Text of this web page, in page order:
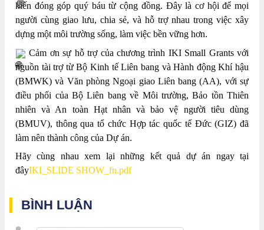
kiến đóng góp quý báu từ cộng đồng. Đây là cơ hội để mọi
người cùng giao lưu, chia sẻ, và hỗ trợ nhau trong việc xây
dựng một môi trường sống, làm việc bền vững hơn.
Cảm ơn sự hỗ trợ của chương trình IKI Small Grants với
nguồn tài trợ từ Bộ Kinh tế Liên bang và Hành động Khí hậu
(BMWK) và Văn phòng Ngoại giao Liên bang (AA), với sự
điều phối của Bộ Liên bang về Môi trường, Bảo tồn Thiên
nhiên và An toàn Hạt nhân và bảo vệ người tiêu dùng
(BMUV), thông qua tổ chức Hợp tác quốc tế Đức (GIZ) đã
làm nên thành công của Dự án.
Hãy cùng nhau xem lại những kết quả dự án ngay tại
đâyIKI_SLIDE SHOW_fn.pdf
BÌNH LUẬN